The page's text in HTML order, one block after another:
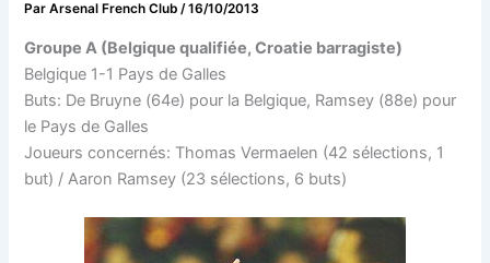
ParArsenal French Club/16/10/2013
Groupe A (Belgique qualifiée, Croatie barragiste)
Belgique 1-1 Pays de Galles
Buts: De Bruyne (64e) pour la Belgique, Ramsey (88e) pour
le Pays de Galles
Joueurs concernés: Thomas Vermaelen (42 sélections, 1
but) / Aaron Ramsey (23 sélections, 6 buts)